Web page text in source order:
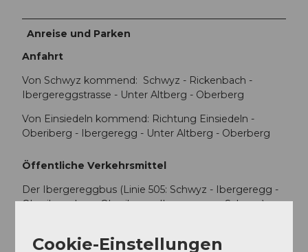
Anreise und Parken
Anfahrt
Von Schwyz kommend: Schwyz - Rickenbach -
Ibergereggstrasse - Unter Altberg - Oberberg
Von Einsiedeln kommend: Richtung Einsiedeln -
Oberiberg - Ibergeregg - Unter Altberg - Oberberg
Öffentliche Verkehrsmittel
Der Ibergereggbus (Linie 505: Schwyz - Ibergeregg -
Oberiberg bzw. Oberiberg - Ibergeregg - Schwyz)
Cookie-Einstellungen